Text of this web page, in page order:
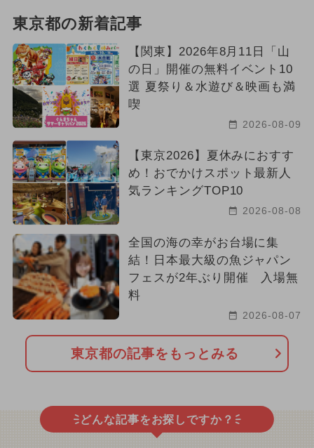
東京都の新着記事
【関東】2026年8月11日「山
の日」開催の無料イベント10
選 夏祭り＆水遊び＆映画も満
喫
2026-08-09
【東京2026】夏休みにおすす
め！おでかけスポット最新人
気ランキングTOP10
2026-08-08
全国の海の幸がお台場に集
結！日本最大級の魚ジャパン
フェスが2年ぶり開催 入場無
料
2026-08-07
東京都の記事をもっとみる
どんな記事をお探しですか？